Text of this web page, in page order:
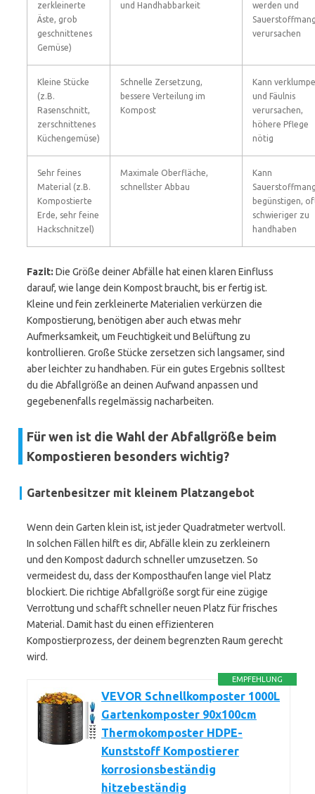
zerkleinerte
Äste, grob
geschnittenes
Gemüse)
und Handhabbarkeit
werden und
verursachen
Kleine Stücke
(z.B.
Rasenschnitt,
zerschnittenes
Küchengemüse)
Schnelle Zersetzung,
bessere Verteilung im
Kompost
Kann
und Fäulnis
verursachen,
höhere Pflege
nötig
Sehr feines
Material (z.B.
Kompostierte
Erde, sehr feine
Hackschnitzel)
Maximale Oberfläche,
schnellster Abbau
Kann
begünstigen,
schwieriger zu
handhaben
Fazit: Die Größe deiner Abfälle hat einen klaren Einfluss
darauf, wie lange dein Kompost braucht, bis er fertig ist.
Kleine und fein zerkleinerte Materialien verkürzen die
Kompostierung, benötigen aber auch etwas mehr
Aufmerksamkeit, um Feuchtigkeit und Belüftung zu
kontrollieren. Große Stücke zersetzen sich langsamer, sind
aber leichter zu handhaben. Für ein gutes Ergebnis solltest
du die Abfallgröße an deinen Aufwand anpassen und
gegebenenfalls regelmässig nacharbeiten.
Für wen ist die Wahl der Abfallgröße beim
Kompostieren besonders wichtig?
Gartenbesitzer mit kleinem Platzangebot
Wenn dein Garten klein ist, ist jeder Quadratmeter wertvoll.
In solchen Fällen hilft es dir, Abfälle klein zu zerkleinern
und den Kompost dadurch schneller umzusetzen. So
vermeidest du, dass der Komposthaufen lange viel Platz
blockiert. Die richtige Abfallgröße sorgt für eine zügige
Verrottung und schafft schneller neuen Platz für frisches
Material. Damit hast du einen effizienteren
Kompostierprozess, der deinem begrenzten Raum gerecht
wird.
EMPFEHLUNG
VEVOR Schnellkomposter 1000L
Gartenkomposter 90x100cm
Thermokomposter HDPE-
Kunststoff Kompostierer
korrosionsbeständig
hitzebeständig